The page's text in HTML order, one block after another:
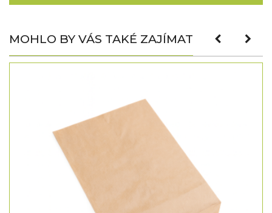
MOHLO BY VÁS TAKÉ ZAJÍMAT